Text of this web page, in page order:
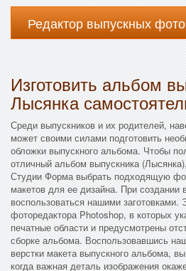
Редактор выпускных
Изготовить альбом
Лысянка
Среди выпускников и их родителей,
может своими силами подготовить
обложки выпускного альбома. Чтобы
отличный альбом выпускника
Студии Форма выбрать подходящую
макетов для ее дизайна. При создании
воспользоваться нашими
фоторедактора Photoshop, в которых
печатные области и предусмотрены
сборке альбома. Воспользовавшись
верстки макета выпускного альбома,
когда важная деталь изображения